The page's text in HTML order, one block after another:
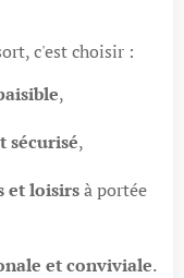
c'est choisir :
,
sécurisé,
et loisirsà portée
et conviviale.